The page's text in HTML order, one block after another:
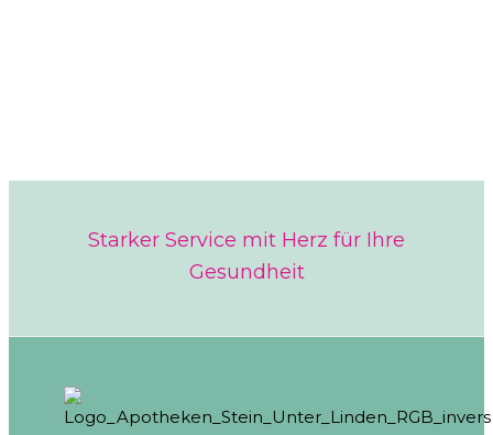
Starker Service mit Herz für Ihre
Gesundheit